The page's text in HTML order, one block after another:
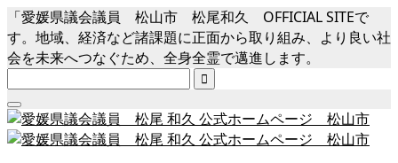
「愛媛県議会議員 松山市 松尾和久 OFFICIAL SITEで
す。地域、経済など諸課題に正面から取り組み、より良い社
会を未来へつなぐため、全身全霊で邁進します。
